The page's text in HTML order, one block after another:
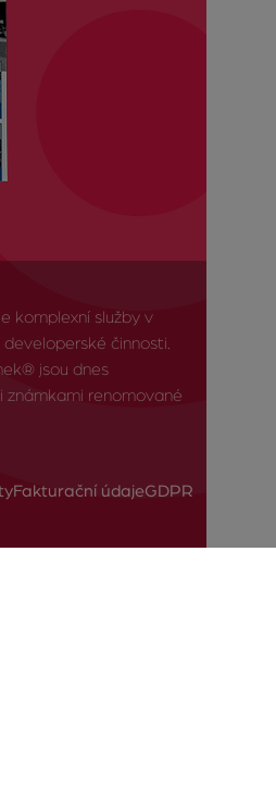
komplexní služby v
činnosti.
jsou dnes
známkami renomované
Fakturační údajeGDPR